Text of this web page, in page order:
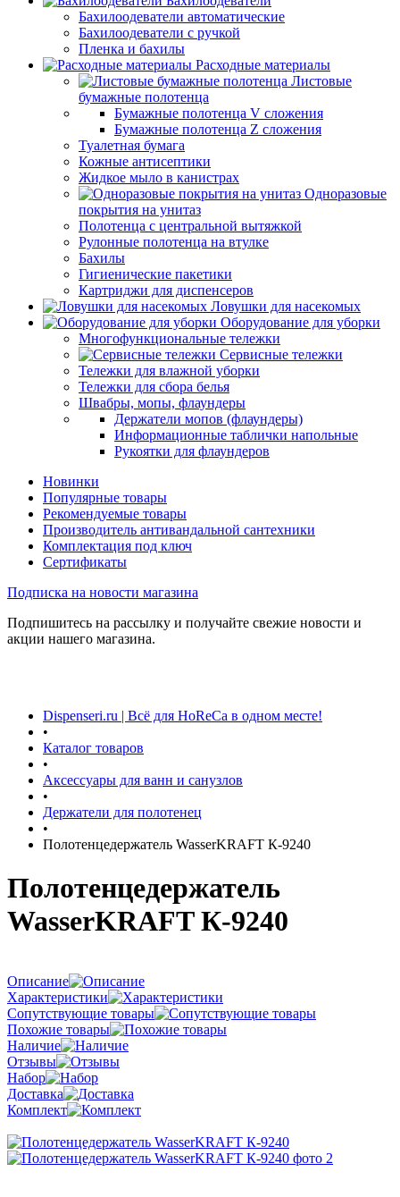
Бахилоодеватели автоматические
Бахилоодеватели с ручкой
Пленка и бахилы
Расходные материалы
Листовые
бумажные полотенца
Бумажные полотенца V сложения
Бумажные полотенца Z сложения
Туалетная бумага
Кожные антисептики
Жидкое мыло в канистрах
Одноразовые
покрытия на унитаз
Полотенца с центральной вытяжкой
Рулонные полотенца на втулке
Бахилы
Гигиенические пакетики
Картриджи для диспенсеров
Ловушки для насекомых
Оборудование для уборки
Многофункциональные тележки
Сервисные тележки
Тележки для влажной уборки
Тележки для сбора белья
Швабры, мопы, флаундеры
Держатели мопов (флаундеры)
Информационные таблички напольные
Рукоятки для флаундеров
Новинки
Популярные товары
Рекомендуемые товары
Производитель антивандальной сантехники
Комплектация под ключ
Сертификаты
Подписка на новости магазина
Подпишитесь на рассылку и получайте свежие новости и
акции нашего магазина.
Dispenseri.ru | Всё для HoReCa в одном месте!
•
Каталог товаров
•
Аксессуары для ванн и санузлов
•
Держатели для полотенец
•
Полотенцедержатель WasserKRAFT К-9240
Полотенцедержатель
WasserKRAFT К-9240
Описание
Характеристики
Сопутствующие товары
Похожие товары
Наличие
Отзывы
Набор
Доставка
Комплект